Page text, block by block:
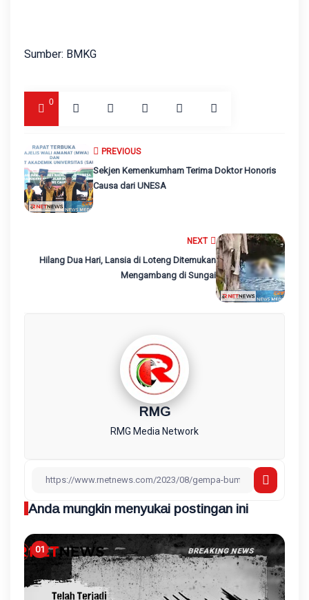
Sumber: BMKG
0
NEXT
Hilang Dua Hari, Lansia di Loteng Ditemukan
Mengambang di Sungai
PREVIOUS
Sekjen Kemenkumham Terima Doktor Honoris
Causa dari UNESA
RMG
RMG Media Network
Anda mungkin menyukai postingan ini